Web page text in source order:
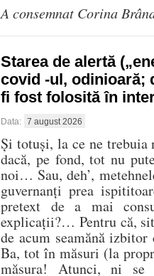
A consemnat Corina
Starea de alertă
covid -ul, odinioară;
fi fost folosită în
Data: 7 august 2026
Și totuși, la ce ne trebuia
dacă, pe fond, tot nu
noi… Sau, deh’,
guvernanți prea
pretext de a mai
explicații?… Pentru că,
de acum seamănă
Ba, tot în măsuri (la
măsura! Atunci, ni se